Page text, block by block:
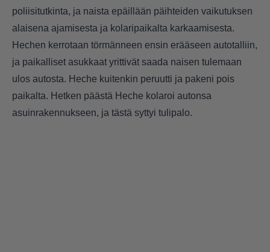
poliisitutkinta, ja naista epäillään päihteiden vaikutuksen
alaisena ajamisesta ja kolaripaikalta karkaamisesta.
Hechen kerrotaan törmänneen ensin erääseen autotalliin,
ja paikalliset asukkaat yrittivät saada naisen tulemaan
ulos autosta. Heche kuitenkin peruutti ja pakeni pois
paikalta. Hetken päästä Heche kolaroi autonsa
asuinrakennukseen, ja tästä syttyi tulipalo.